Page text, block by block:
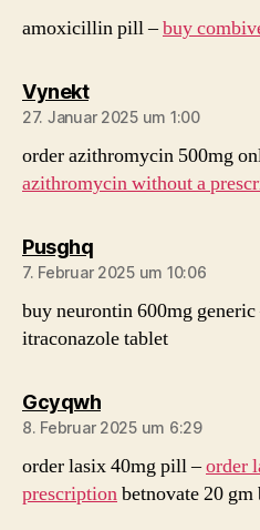
amoxicillin pill –buy
Vynektsagt:
27. Januar 2025 um 1:00
order azithromycin 500mg
azithromycin without a
Pusghqsagt:
7. Februar 2025 um 10:06
buy neurontin 600mg
itraconazole tablet
Gcyqwhsagt:
8. Februar 2025 um 6:29
order lasix 40mg pill –order
prescriptionbetnovate 20 gm